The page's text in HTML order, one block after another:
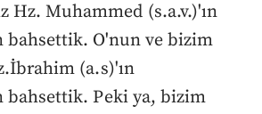
Hz. Muhammed (s.a.v.)'ın
bahsettik. O'nun ve bizim
(a.s)'ın
bahsettik. Peki ya, bizim